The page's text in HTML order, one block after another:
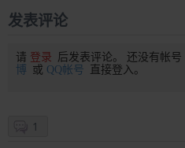
发表评论
请 登录 后发表评论。 还没有帐号
博 或 QQ帐号 直接登入。
1